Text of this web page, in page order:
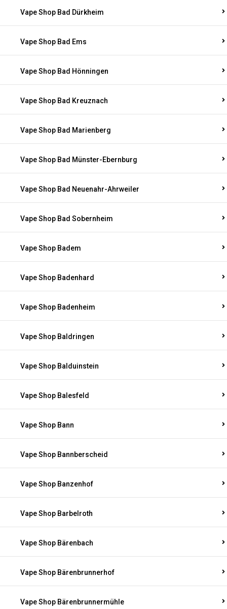
Vape Shop Bad Dürkheim
Vape Shop Bad Ems
Vape Shop Bad Hönningen
Vape Shop Bad Kreuznach
Vape Shop Bad Marienberg
Vape Shop Bad Münster-Ebernburg
Vape Shop Bad Neuenahr-Ahrweiler
Vape Shop Bad Sobernheim
Vape Shop Badem
Vape Shop Badenhard
Vape Shop Badenheim
Vape Shop Baldringen
Vape Shop Balduinstein
Vape Shop Balesfeld
Vape Shop Bann
Vape Shop Bannberscheid
Vape Shop Banzenhof
Vape Shop Barbelroth
Vape Shop Bärenbach
Vape Shop Bärenbrunnerhof
Vape Shop Bärenbrunnermühle